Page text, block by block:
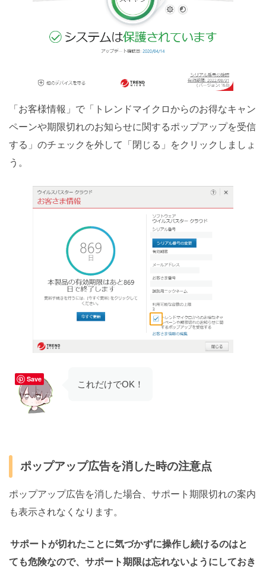
「お客様情報」で「トレンドマイクロからのお得なキャン
ペーンや期限切れのお知らせに関するポップアップを受信
する」のチェックを外して「閉じる」をクリックしましょ
う。
これだけでOK！
ポップアップ広告を消した時の注意点
ポップアップ広告を消した場合、サポート期限切れの案内
も表示されなくなります。
サポートが切れたことに気づかずに操作し続けるのはと
ても危険なので、サポート期限は忘れないようにしておき
Save